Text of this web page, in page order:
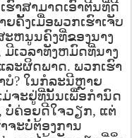
ຮົາສາມາດເອົາຕີນທີ່ດີ
ຍຄັ້ງເມື່ອພວກເຮົາເຈັບ
ຫນູນຄົງທີ່ຂອງນາງ
ມີເວລາທັງຫມົດທີ່ນາງ
ລະຜິດພາດ. ພວກເຮົາ
ບໍ? ໃນກໍລະນີຫຼາຍ
ມ່ຈະຢູ່ທີ່ນັ້ນເພື່ອກໍານົດ
, ບໍ່ຄ່ອຍດີໃຈວຽກ, ແຕ່
ຈະບໍ່ຕ້ອງການ